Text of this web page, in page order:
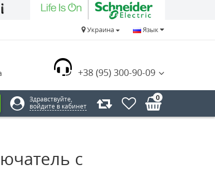
Язык
Украина
+38 (95) 300-90-09
Здравствуйте,
войдите в кабинет
0
с